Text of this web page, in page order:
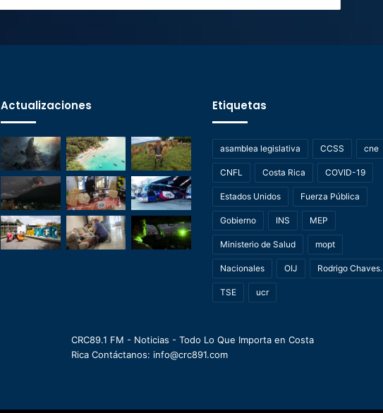
Actualizaciones Etiquetas
asamblea legislativa CCSS cne
CNFL Costa Rica COVID-19
Estados Unidos Fuerza Pública
Gobierno INS MEP
Ministerio de Salud mopt
Nacionales OIJ Rodrigo Chaves.
TSE ucr
CRC89.1 FM - Noticias - Todo Lo Que Importa en Costa
Rica Contáctanos: info@crc891.com